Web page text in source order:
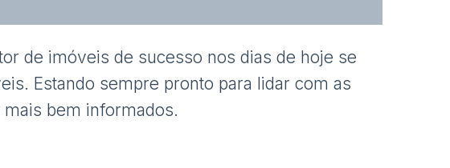
de imóveis de sucesso nos dias de hoje se
Estando sempre pronto para lidar com as
bem informados.